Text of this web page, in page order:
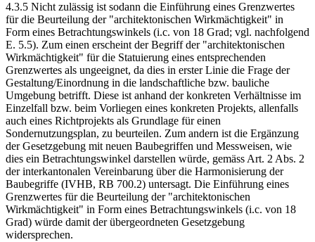
4.3.5 Nicht zulässig ist sodann die Einführung eines Grenzwertes
für die Beurteilung der "architektonischen Wirkmächtigkeit" in
Form eines Betrachtungswinkels (i.c. von 18 Grad; vgl. nachfolgend
E. 5.5). Zum einen erscheint der Begriff der "architektonischen
Wirkmächtigkeit" für die Statuierung eines entsprechenden
Grenzwertes als ungeeignet, da dies in erster Linie die Frage der
Gestaltung/Einordnung in die landschaftliche bzw. bauliche
Umgebung betrifft. Diese ist anhand der konkreten Verhältnisse im
Einzelfall bzw. beim Vorliegen eines konkreten Projekts, allenfalls
auch eines Richtprojekts als Grundlage für einen
Sondernutzungsplan, zu beurteilen. Zum andern ist die Ergänzung
der Gesetzgebung mit neuen Baubegriffen und Messweisen, wie
dies ein Betrachtungswinkel darstellen würde, gemäss Art. 2 Abs. 2
der interkantonalen Vereinbarung über die Harmonisierung der
Baubegriffe (IVHB, RB 700.2) untersagt. Die Einführung eines
Grenzwertes für die Beurteilung der "architektonischen
Wirkmächtigkeit" in Form eines Betrachtungswinkels (i.c. von 18
Grad) würde damit der übergeordneten Gesetzgebung
widersprechen.